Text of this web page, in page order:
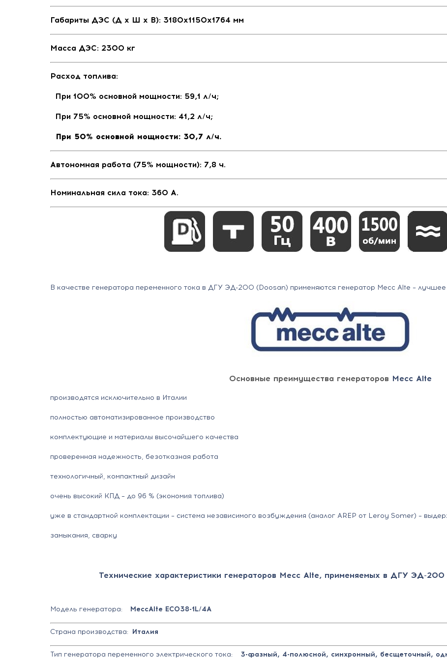
Габариты ДЭС (Д х Ш х В): 3180х1150х1764 мм
Масса ДЭС: 2300 кг
Расход топлива:
При 100% основной мощности: 59,1 л/ч;
При 75% основной мощности: 41,2 л/ч;
При 50% основной мощности: 30,7 л/ч.
Автономная работа (75% мощности): 7,8 ч.
Номинальная сила тока: 360 А.
В качестве генератора переменного тока в ДГУ ЭД-200 (Doosan) применяются генератор Mecc Alte – лучшее
Основные преимущества генераторов Mecc Alte
производятся исключительно в Италии
полностью автоматизированное производство
комплектующие и материалы высочайшего качества
проверенная надежность, безотказная работа
технологичный, компактный дизайн
очень высокий КПД – до 96 % (экономия топлива)
уже в стандартной комплектации – система независимого возбуждения (аналог AREP от Leroy Somer) –
замыкания, сварку
Технические характеристики генераторов Mecc Alte, применяемых в ДГУ ЭД-
Модель генератора: MeccAlte ЕСO38-1L/4A
Страна производства: Италия
Тип генератора переменного электрического тока: 3-фазный, 4-полюсной, синхронный, бесщеточный,